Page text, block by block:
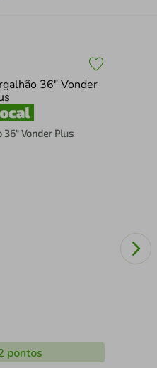
36" Vonder Plus
pontos